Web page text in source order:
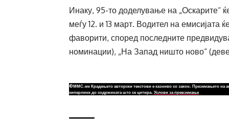
Инаку, 95-то доделување на „Оскарите“
меѓу 12. и 13 март. Водител на
фаворити, според последните
номинации), „На Запад ништо ново“
©ММС.мк Крадењето авторски текстови е казниво со закон. Преземањето на
хиперлинк до содржината што се цитира. Услови за превземање